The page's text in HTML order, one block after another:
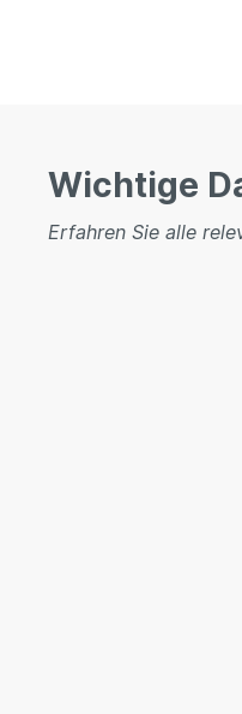
Wichtige
Erfahren Sie alle